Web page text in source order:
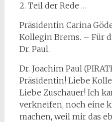
2. Teil der Rede …
Präsidentin Carina
Kollegin Brems. – Für
Dr. Paul.
Dr. Joachim Paul
Präsidentin! Liebe
Liebe Zuschauer! Ich
verkneifen, noch eine
machen, weil mir das